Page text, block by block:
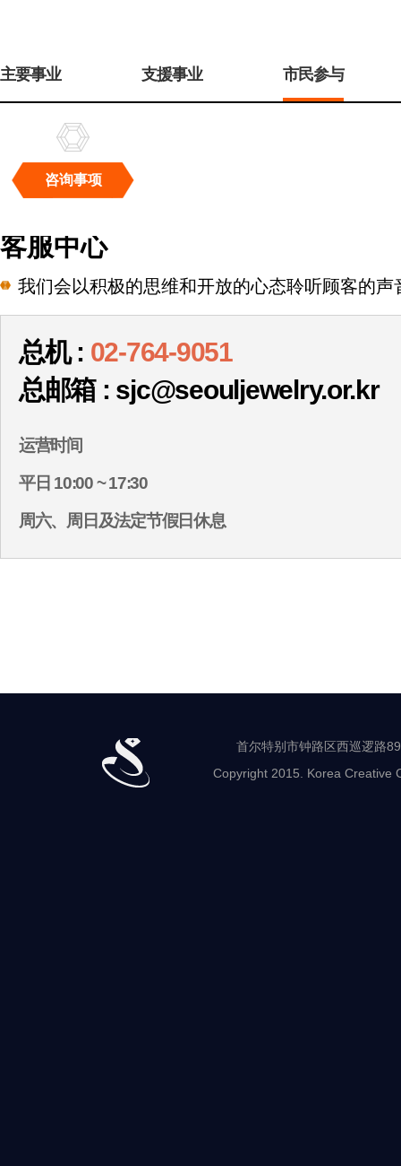
메
主要事业 支援事业 市民参与
咨询事项
事
客服中心
我们会以积极的思维和开放的心态聆听顾客的声
总机 : 02-764-9051
总邮箱 : sjc@seouljewelry.or.kr
运营时间
平日 10:00 ~ 17:30
周六、周日及法定节假日休息
首尔特别市钟路区西巡逻路
Copyright 2015. Korea Creative